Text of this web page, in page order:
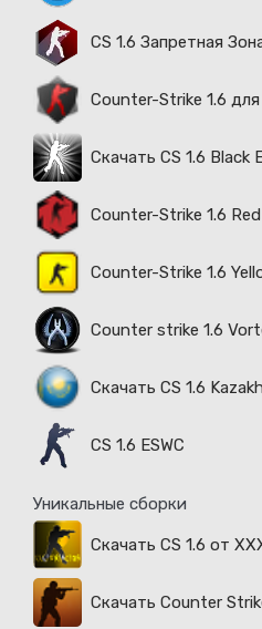
CS 1.6 Запретная
Скачать CS 1.6 Black
Counter-Strike 1.6 Red
Counter-Strike 1.6
Counter strike 1.6
Скачать CS 1.6
CS 1.6 ESWC
Уникальные сборки
Скачать CS 1.6 от
Скачать Counter